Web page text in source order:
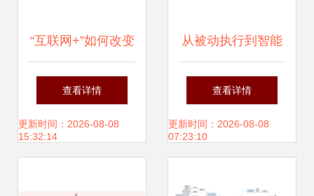
“互联网+”如何改变
商厨设备维修行业
供应链管理服务
查看详情
更新时间：2026-08-08
15:32:14
从被动执行到智能
决策 智慧互联如何
重塑供应链管理
查看详情
更新时间：2026-08-08
07:23:10